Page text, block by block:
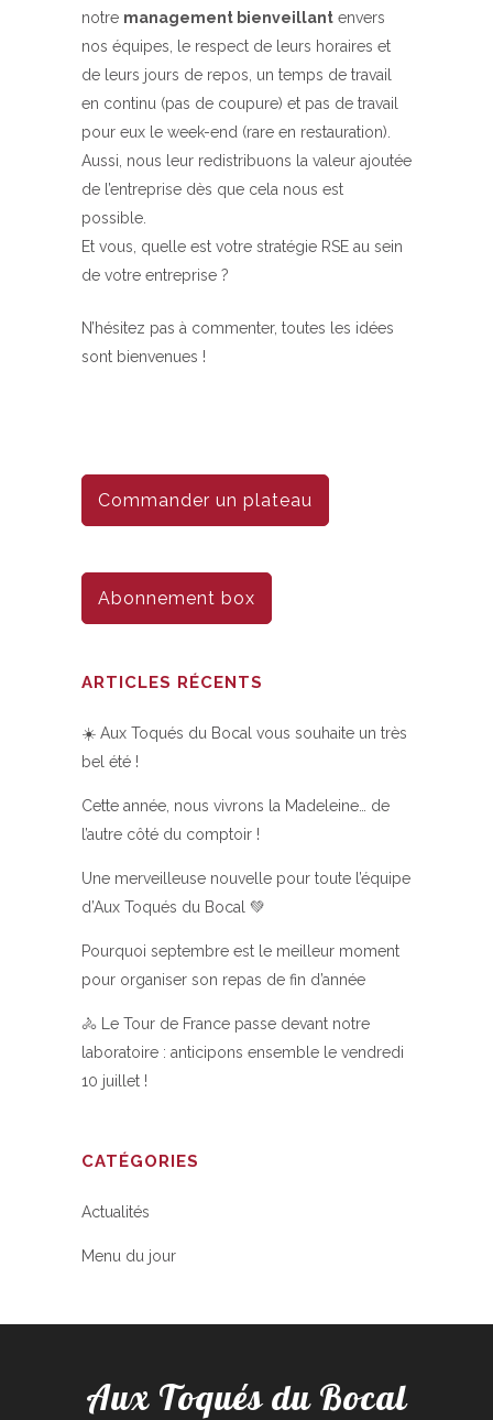
notre management bienveillant envers
nos équipes, le respect de leurs horaires et
de leurs jours de repos, un temps de travail
en continu (pas de coupure) et pas de travail
pour eux le week-end (rare en restauration).
Aussi, nous leur redistribuons la valeur ajoutée
de l’entreprise dès que cela nous est
possible.
Et vous, quelle est votre stratégie RSE au sein
de votre entreprise ?
N’hésitez pas à commenter, toutes les idées
sont bienvenues !
Commander un plateau
Abonnement box
ARTICLES RÉCENTS
☀️ Aux Toqués du Bocal vous souhaite un très
bel été !
Cette année, nous vivrons la Madeleine… de
l’autre côté du comptoir !
Une merveilleuse nouvelle pour toute l’équipe
d’Aux Toqués du Bocal 💚
Pourquoi septembre est le meilleur moment
pour organiser son repas de fin d’année
🚴 Le Tour de France passe devant notre
laboratoire : anticipons ensemble le vendredi
10 juillet !
CATÉGORIES
Actualités
Menu du jour
Aux Toqués du Bocal